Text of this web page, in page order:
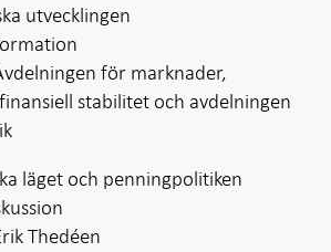
utvecklingen
för marknader,
stabilitet och avdelningen
läget och penningpolitiken
Thedéen